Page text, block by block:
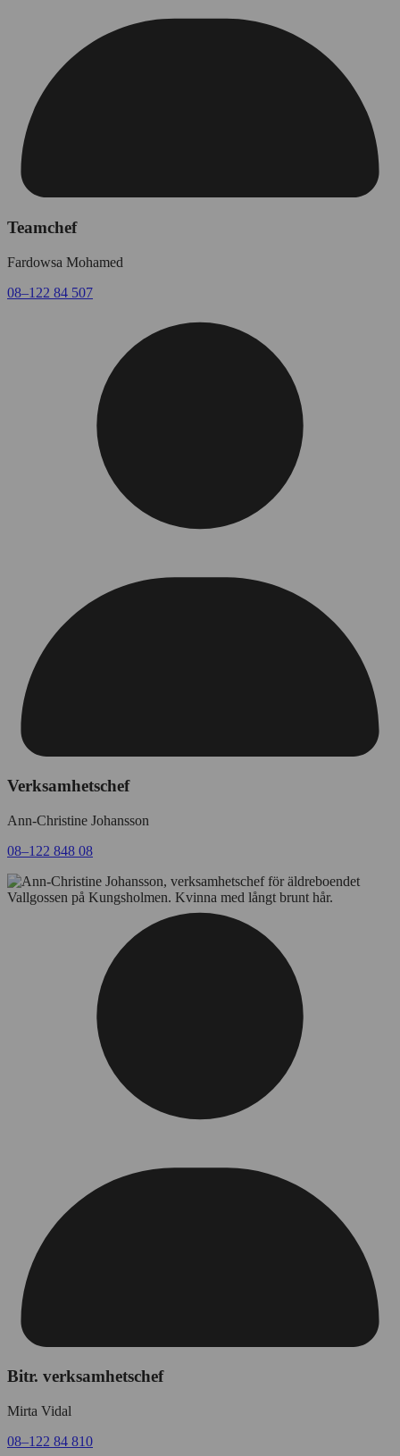
Teamchef
Fardowsa Mohamed
08–122 84 507
Verksamhetschef
Ann-Christine Johansson
08–122 848 08
Bitr. verksamhetschef
Mirta Vidal
08–122 84 810